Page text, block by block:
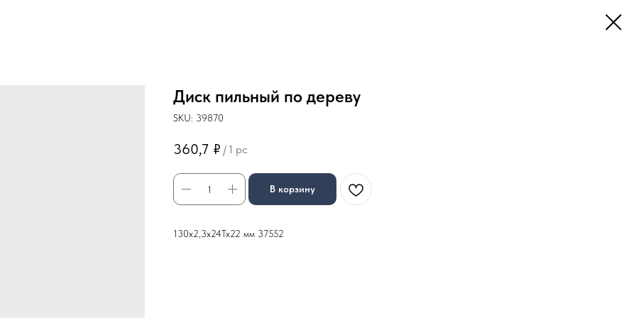
Диск пильный по дереву
SKU: 39870
360,7 ₽ / 1 pc
В корзину
130х2,3х24Тх22 мм 37552